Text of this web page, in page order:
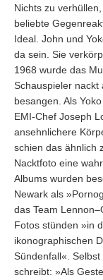
Nichts zu
beliebte
Ideal. John und
da sein. Sie
1968 wurde das
Schauspieler nackt
besangen. Als
EMI-Chef Joseph
ansehnlichere
schien das ähnlich
Nacktfoto eine
Albums wurden
Newark als
das Team
Fotos stünden »in
ikonographischen
Sündenfall«.
schreibt: »Als